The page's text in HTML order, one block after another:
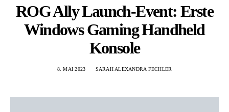
ROG Ally Launch-Event: Erste
Windows Gaming Handheld
Konsole
8. MAI 2023 SARAH ALEXANDRA FECHLER